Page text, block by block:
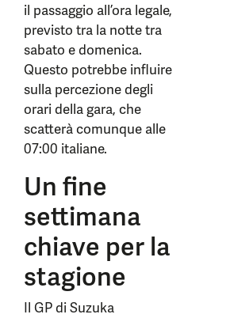
il passaggio all’ora legale,
previsto tra la notte tra
sabato e domenica.
Questo potrebbe influire
sulla percezione degli
orari della gara, che
scatterà comunque alle
07:00 italiane.
Un fine
settimana
chiave per la
stagione
Il GP di Suzuka